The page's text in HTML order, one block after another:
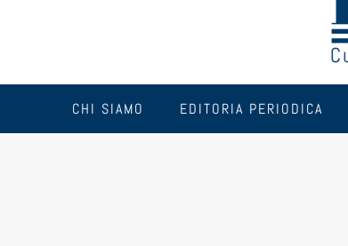
CHI SIAMO EDITORIA PERIODICA